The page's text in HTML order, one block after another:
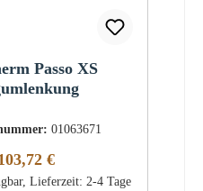
Passo XS
01063671
Preis:
€
Lieferzeit: 2-4 Tage